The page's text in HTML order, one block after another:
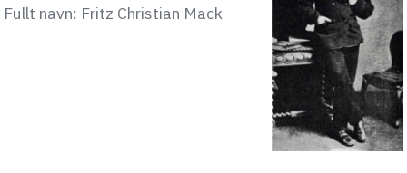
Fullt navn: Fritz Christian Mack